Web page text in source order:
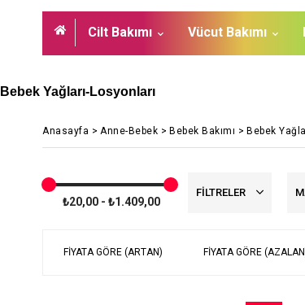
Cilt Bakımı Vücut Bakımı
Bebek Yağları-Losyonları
Anasayfa > Anne-Bebek > Bebek Bakımı > Bebek
₺20,00 - ₺1.409,00
FILTRELER
FIYATA GÖRE (ARTAN) FIYATA GÖRE